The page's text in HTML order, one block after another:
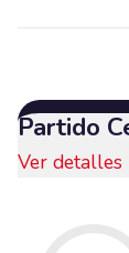
Partido
Ver detalles